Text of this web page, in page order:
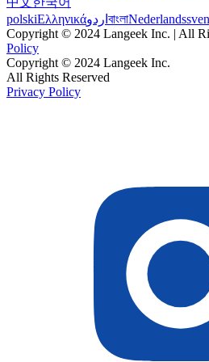
polskiΕλληνικάاردو বাংলাNederlands
Copyright © 2024 Langeek Inc. | All
Policy
Copyright © 2024 Langeek Inc.
All Rights Reserved
Privacy Policy